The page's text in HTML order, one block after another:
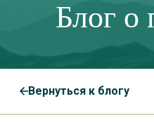
Блог о
Вернуться к блогу